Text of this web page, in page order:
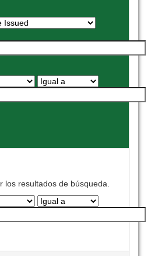
los resultados de búsqueda.